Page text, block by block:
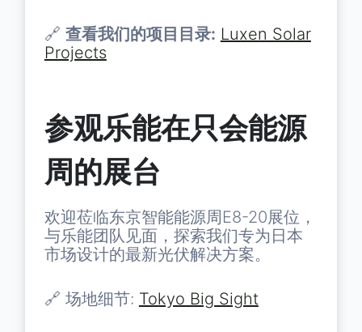
🔗 查看我们的项目目录: Luxen Solar
Projects
参观乐能在只会能源
周的展台
欢迎莅临东京智能能源周E8-20展位，
与乐能团队见面，探索我们专为日本
市场设计的最新光伏解决方案。
🔗 场地细节: Tokyo Big Sight